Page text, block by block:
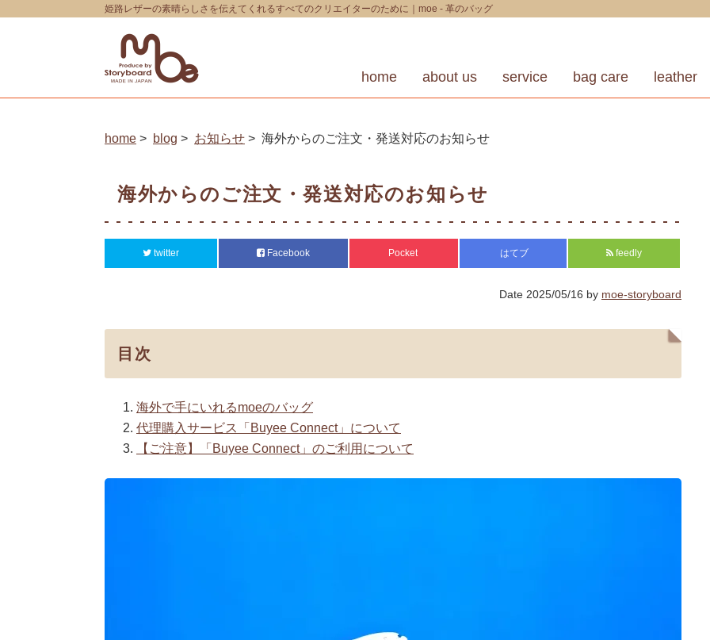
姫路レザーの素晴らしさを伝えてくれるすべてのクリエイターのために｜moe - 革のバッグ
home about us service bag care leather
home blog お知らせ 海外からのご注文・発送対応のお知らせ
海外からのご注文・発送対応のお知らせ
twitter Facebook Pocket はてブ feedly
Date 2025/05/16 by moe-storyboard
目次
海外で手にいれるmoeのバッグ
代理購入サービス「Buyee Connect」について
【ご注意】「Buyee Connect」のご利用について